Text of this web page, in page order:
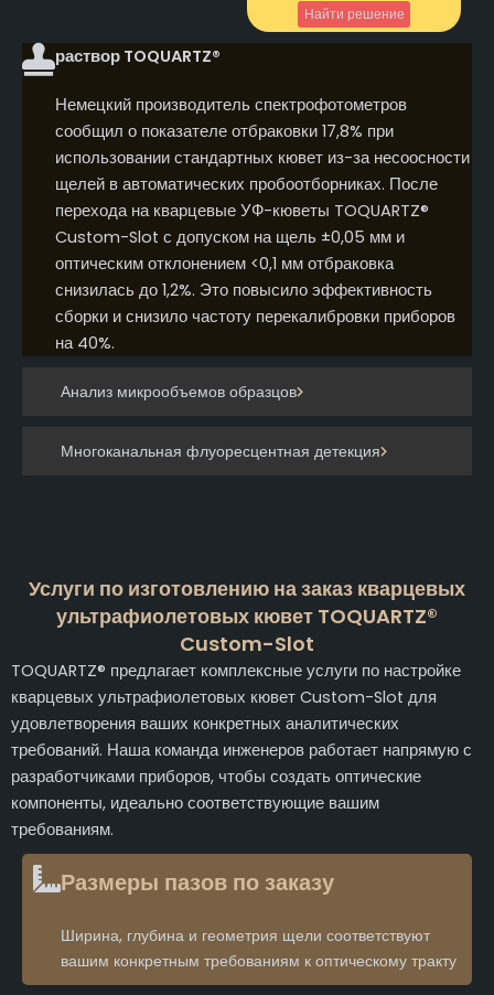
Анализ микрообъемов образцов
Многоканальная флуоресцентная детекция
Найти решение
раствор TOQUARTZ®
Немецкий производитель спектрофотометров
сообщил о показателе отбраковки 17,8% при
использовании стандартных кювет из-за несоосности
щелей в автоматических пробоотборниках. После
перехода на кварцевые УФ-кюветы TOQUARTZ®
Custom-Slot с допуском на щель ±0,05 мм и
оптическим отклонением <0,1 мм отбраковка
снизилась до 1,2%. Это повысило эффективность
сборки и снизило частоту перекалибровки приборов
на 40%.
Услуги по изготовлению на заказ кварцевых
ультрафиолетовых кювет TOQUARTZ®
Custom-Slot
TOQUARTZ® предлагает комплексные услуги по настройке
кварцевых ультрафиолетовых кювет Custom-Slot для
удовлетворения ваших конкретных аналитических
требований. Наша команда инженеров работает напрямую с
разработчиками приборов, чтобы создать оптические
компоненты, идеально соответствующие вашим
требованиям.
Размеры пазов по заказу
Ширина, глубина и геометрия щели соответствуют
вашим конкретным требованиям к оптическому тракту